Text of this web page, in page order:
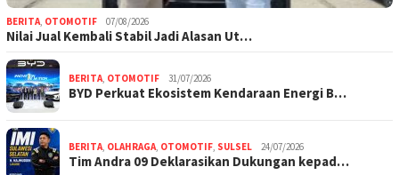
BERITA, OTOMOTIF 07/08/2026
Nilai Jual Kembali Stabil Jadi Alasan Ut…
BERITA, OTOMOTIF 31/07/2026
BYD Perkuat Ekosistem Kendaraan Energi B…
BERITA, OLAHRAGA, OTOMOTIF, SULSEL 24/07/2026
Tim Andra 09 Deklarasikan Dukungan kepad…